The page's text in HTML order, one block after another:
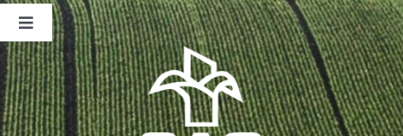
Saltar
contenido
Toggle
Navigation
Nosotros
Publicaciones
Sala de Prensa